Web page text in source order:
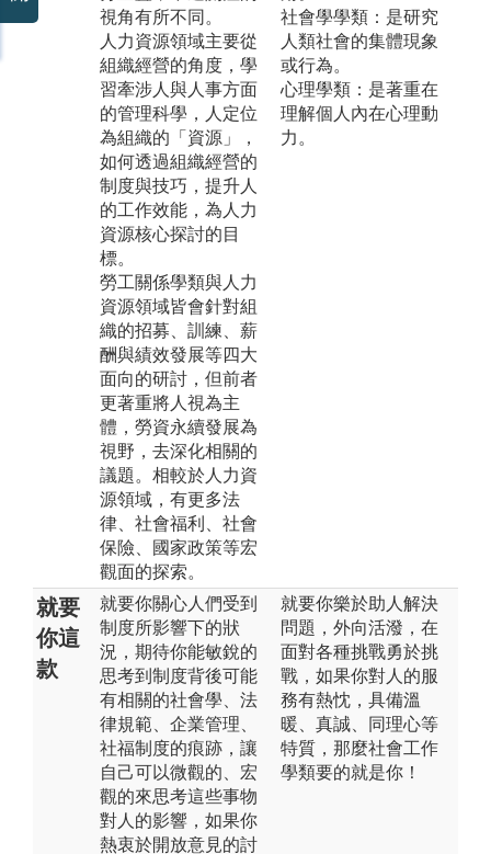
視角有所不同。
人力資源領域主要從
組織經營的角度，學
習牽涉人與人事方面
的管理科學，人定位
為組織的「資源」，
如何透過組織經營的
制度與技巧，提升人
的工作效能，為人力
資源核心探討的目
標。
勞工關係學類與人力
資源領域皆會針對組
織的招募、訓練、薪
酬與績效發展等四大
面向的研討，但前者
更著重將人視為主
體，勞資永續發展為
視野，去深化相關的
議題。相較於人力資
源領域，有更多法
律、社會福利、社會
保險、國家政策等宏
觀面的探索。
社會學學類：是研究
人類社會的集體現象
或行為。
心理學類：是著重在
理解個人內在心理動
力。
就要
你這
款
就要你關心人們受到
制度所影響下的狀
況，期待你能敏銳的
思考到制度背後可能
有相關的社會學、法
律規範、企業管理、
社福制度的痕跡，讓
自己可以微觀的、宏
觀的來思考這些事物
對人的影響，如果你
熱衷於開放意見的討
就要你樂於助人解決
問題，外向活潑，在
面對各種挑戰勇於挑
戰，如果你對人的服
務有熱忱，具備溫
暖、真誠、同理心等
特質，那麼社會工作
學類要的就是你！